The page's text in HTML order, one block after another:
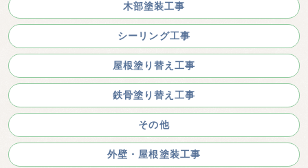
木部塗装工事
シーリング工事
屋根塗り替え工事
鉄骨塗り替え工事
その他
外壁・屋根塗装工事